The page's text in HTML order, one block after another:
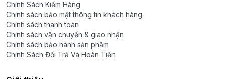
Chính Sách Kiểm Hàng
Chính sách bảo mật thông tin khách hàng
Chính sách thanh toán
Chính sách vận chuyển & giao nhận
Chính sách bảo hành sản phẩm
Chính Sách Đổi Trả Và Hoàn Tiền